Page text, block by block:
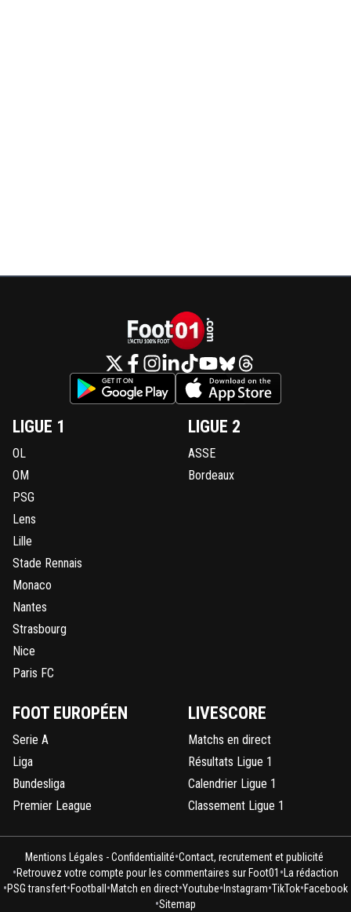
LIGUE 1
OL
OM
PSG
Lens
Lille
Stade Rennais
Monaco
Nantes
Strasbourg
Nice
Paris FC
LIGUE 2
ASSE
Bordeaux
FOOT EUROPÉEN
Serie A
Liga
Bundesliga
Premier League
LIVESCORE
Matchs en direct
Résultats Ligue 1
Calendrier Ligue 1
Classement Ligue 1
Mentions Légales - Confidentialité•Contact, recrutement et publicité
•Retrouvez votre compte pour les commentaires sur Foot01 • La rédaction
•PSG transfert•Football •Match en direct•Youtube• Instagram•TikTok•Facebook
•Sitemap